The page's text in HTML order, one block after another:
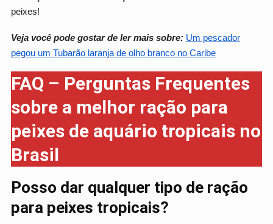
peixes!
Veja você pode gostar de ler mais sobre: Um pescador
pegou um Tubarão laranja de olho branco no Caribe
FAQ – Perguntas Frequentes
sobre a melhor ração para
peixes de aquário tropicais no
Brasil
Posso dar qualquer tipo de ração
para peixes tropicais?